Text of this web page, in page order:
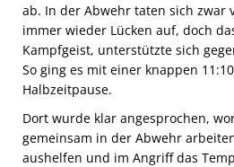
ab. In der Abwehr taten sich zwar
immer wieder Lücken auf, doch
Kampfgeist, unterstützte sich
So ging es mit einer knappen
Halbzeitpause.
Dort wurde klar angesprochen,
gemeinsam in der Abwehr
aushelfen und im Angriff das